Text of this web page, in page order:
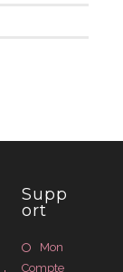
Supp
Ort
Mon
Compte